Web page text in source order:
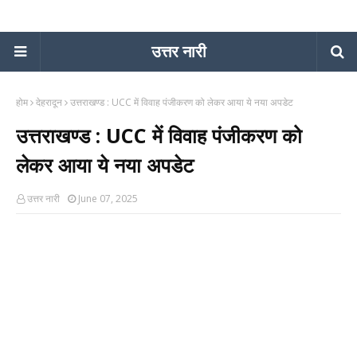
उत्तर नारी
होम देहरादून उत्तराखण्ड : UCC में विवाह पंजीकरण को लेकर आया ये नया अपडेट
उत्तराखण्ड : UCC में विवाह पंजीकरण को
लेकर आया ये नया अपडेट
उत्तर नारी June 07, 2025